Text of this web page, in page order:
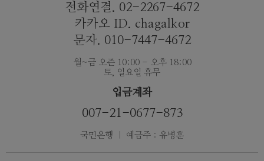
전화연결. 02-2267-4672
카카오 ID. chagalkor
문자. 010-7447-4672
월~금 오즌 10:00 - 오후 18:00
토, 일요일 휴무
입금계좌
007-21-0677-873
국민은행 ｜ 예금주 : 유병훈